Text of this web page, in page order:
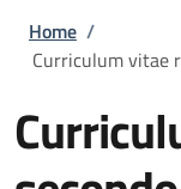
Briciole
Home /
Curriculum vitae